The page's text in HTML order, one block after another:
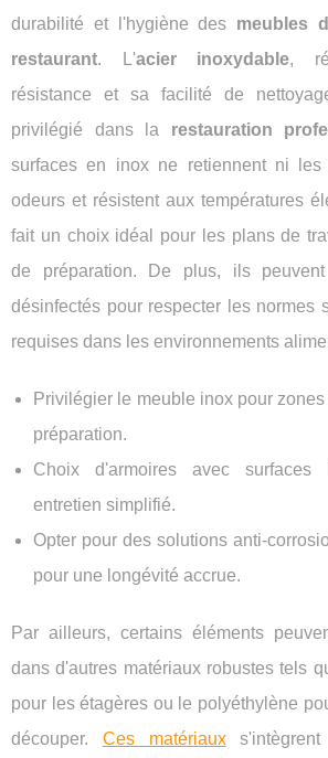
durabilité et l'hygiène des meubles
restaurant. L'acier inoxydable,
résistance et sa facilité de
privilégié dans la restauration
surfaces en inox ne retiennent ni
odeurs et résistent aux températures
fait un choix idéal pour les plans de
de préparation. De plus, ils
désinfectés pour respecter les normes
requises dans les environnements
Privilégier le meuble inox pour
préparation.
Choix d'armoires avec
entretien simplifié.
Opter pour des solutions anti-
pour une longévité accrue.
Par ailleurs, certains éléments
dans d'autres matériaux robustes tels
pour les étagères ou le polyéthylène
découper. Ces matériaux